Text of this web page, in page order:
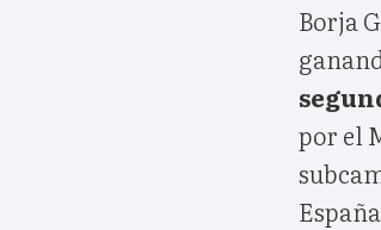
Borja
por el